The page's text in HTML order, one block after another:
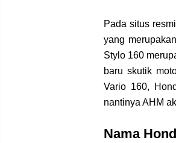
Pada situs
yang
Stylo 160
baru skutik
Vario 160,
nantinya AHM
Nama